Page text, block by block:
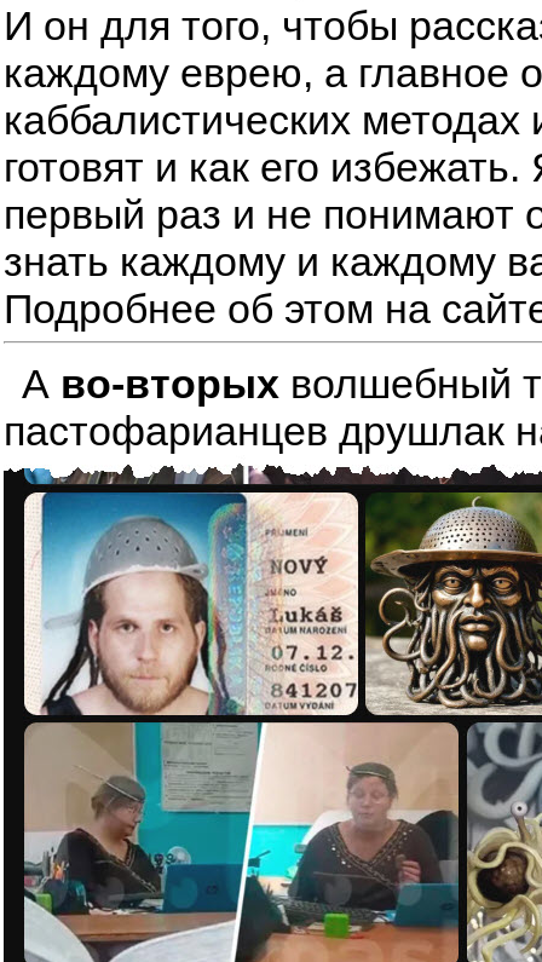
И он для того, чтобы
каждому еврею, а главное
каббалистических
готовят и как его
первый раз и не понимают
знать каждому и каждому
Подробнее об этом на
А во-вторых волшебный
пастофарианцев друшлак